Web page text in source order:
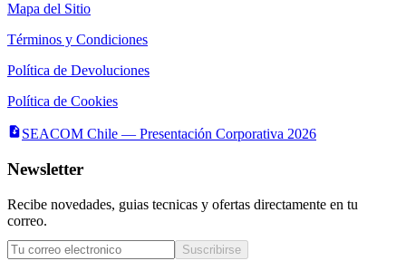
Mapa del Sitio
Términos y Condiciones
Política de Devoluciones
Política de Cookies
SEACOM Chile — Presentación Corporativa 2026
Newsletter
Recibe novedades, guias tecnicas y ofertas directamente en tu
correo.
Suscribirse